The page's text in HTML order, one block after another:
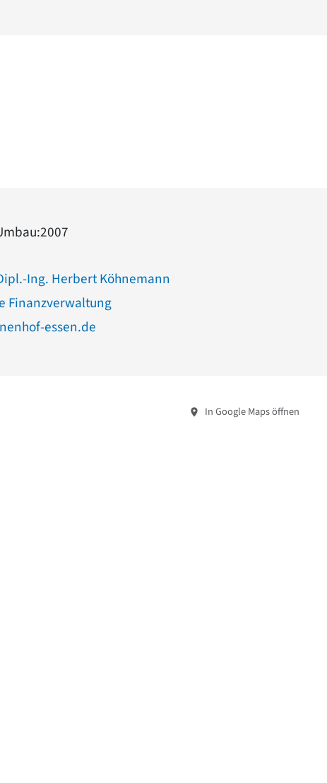
Ing. Herbert Köhnemann
Finanzverwaltung
essen.de
In Google Maps öffnen